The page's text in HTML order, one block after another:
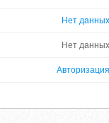
Нет данных
Нет данных
Авторизация